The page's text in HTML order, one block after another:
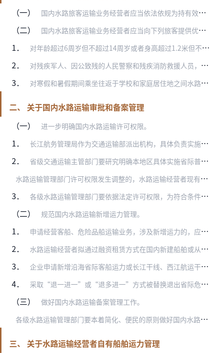
（一）
国内水路旅客运输业务经营者应当依法依规为持有效证件的军人、人民警察、国家综合性消防救援队伍人员，以及老幼病残孕等旅客提供优先购票、安检、候船、登船和乘船服务。
（二） 国内水路旅客运输业务经营者应当向下列旅客提供优惠票或免费票优待服务。
1． 对年龄超过6周岁但不超过14周岁或者身高超过1.2米但不超过1.5米的未成年人，应当执行客票半价优待。对有成年人陪伴的年龄不超过6周岁或者身高不超过1.2米，且…
2． 对残疾军人、因公致残的人民警察和残疾消防救援人员，凭其有效证件应当执行客票半价优待。
3． 对寒假和暑假期间乘坐往返于学校和家庭居住地之间水路旅客班轮运输船舶，且在教育主管部门批准有学历教育资格的学校就读的学生，凭其有效证件应当分别执行往返各一次的客票…
二、 关于国内水路运输审批和备案管理
（一）
进一步明确国内水路运输许可权限。
1． 长江航务管理局作为交通运输部派出机构，具体负责实施长江水系省际危险品船以及长江干线水上运输距离60公里以上省际客船运输的经营许可；珠江航务管理局作为交通运输部派…
2． 省级交通运输主管部门要研究明确本地区具体实施省际普通货船运输、省内水路运输经营许可的权限并向社会公布，相关情况于2020年7月1日前报部（水运局）。
水
路运输管理部门许可权限发生调整的，水路运输经营者现有有效的《国内水路运输经营许可证》、《船舶营业运输证》可暂不换发，待证书到期申请换发时，按新的许可权限进行换…
3．
各级水路运输管理部门要依据法定许可权限，为符合条件的水路运输经营者颁发《国内水路运输经营许可证》，并明确记载具体经营范围。
（二） 规范国内水路运输新增运力管理。
1． 申请经营客船、危险品船运输业务，涉及新增运力的，应当有已取得相应许可的客船、危险品船；申请经营普通货船运输业务，涉及新增运力的，应当有已备案的普通货船。
2． 水路运输经营者拟通过融资租赁方式在国内新建船舶或从国（境）外进口船舶经营国内水路运输业务的，应按有关规定向具有相应权限的水路运输管理部门申请办理新增客船、危险品…
3． 企业申请新增沿海省际客船运力或长江干线、西江航运干线水上运输距离60公里以上省际客船运力的，所在地省级水路运输管理部门要与航线始发港、挂靠港、目的港有关省级交通…
4． 采取“退一进一”或“退多进一”方式被替换退出省际危险品船运输市场的船舶，未经许可，不得重新进入原有市场。被替换船舶申请注销《船舶营业运输证》时，应在水路运输建设…
（三） 做好国内水路运输备案管理工作。
各
级水路运输管理部门要本着简化、便民的原则做好国内水路运输备案工作，并督促水路运输经营者认真履行备案告知义务。
三、 关于水路运输经营者自有船舶运力管理